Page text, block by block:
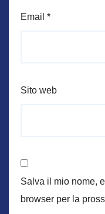
Email *
Sito web
Salva il mio nome,
browser per la